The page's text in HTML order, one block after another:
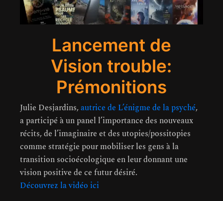
Lancement de
Vision trouble:
Prémonitions
Julie Desjardins,autrice de L’énigme de la psyché,
a participé à un panel l’importance des nouveaux
récits, de l’imaginaire et des utopies/possitopies
comme stratégie pour mobiliser les gens à la
transition socioécologique en leur donnant une
vision positive de ce futur désiré.
Découvrez la vidéo ici